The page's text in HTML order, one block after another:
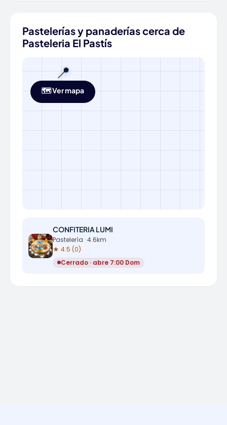
Pastelerías y panaderías cerca de
Pasteleria El Pastís
📍
🗺️ Ver mapa
CONFITERIA LUMI
Pastelería · 4.6km
★ 4.5 (0)
Cerrado · abre 7:00 Dom